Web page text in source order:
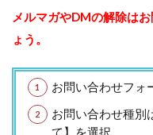
メルマガやDMの解除は
ょう。
お問い合わせフォ
お問い合わせ種別
て】を選択